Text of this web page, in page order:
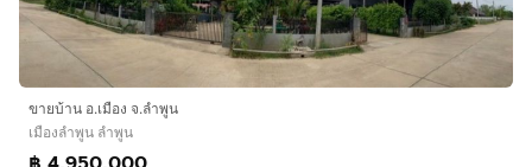
ขายบ้าน อ.เมือง จ.ลำพูน
เมืองลำพูน ลำพูน